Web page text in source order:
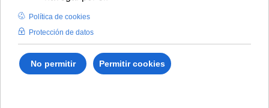
Boletín Número 12
Jueves, 23 Diciembre 2021